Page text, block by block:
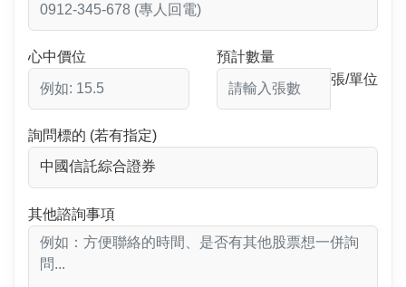
心中價位
預計數量
張/單位
詢問標的 (若有指定)
其他諮詢事項